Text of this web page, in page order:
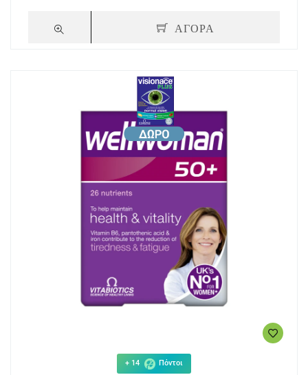
ΑΓΟΡΑ
+ 14 Πόντοι